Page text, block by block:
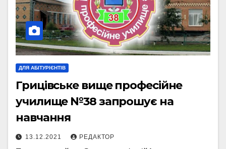
ДЛЯ АБІТУРІЄНТІВ
Грицівське вище професійне
училище №38 запрошує на
навчання
13.12.2021 РЕДАКТОР